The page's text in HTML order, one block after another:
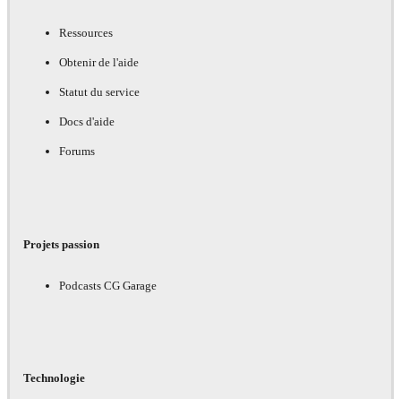
Ressources
Obtenir de l'aide
Statut du service
Docs d'aide
Forums
Projets passion
Podcasts CG Garage
Technologie